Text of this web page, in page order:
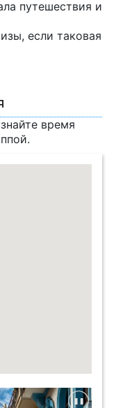
путешествия и
если таковая
время